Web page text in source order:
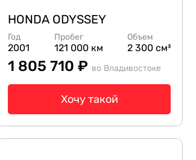
HONDA ODYSSEY
Год
2001
Пробег
121 000 км
Объем
2 300 см³
1 805 710 ₽ во Владивостоке
Хочу такой